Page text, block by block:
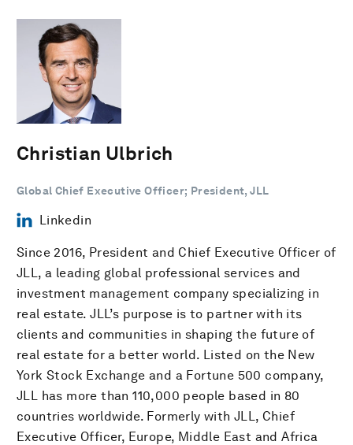
Christian Ulbrich
Global Chief Executive Officer; President, JLL
Linkedin
Since 2016, President and Chief Executive Officer of
JLL, a leading global professional services and
investment management company specializing in
real estate. JLL’s purpose is to partner with its
clients and communities in shaping the future of
real estate for a better world. Listed on the New
York Stock Exchange and a Fortune 500 company,
JLL has more than 110,000 people based in 80
countries worldwide. Formerly with JLL, Chief
Executive Officer, Europe, Middle East and Africa